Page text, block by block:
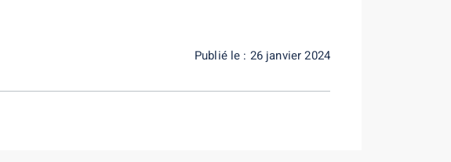
Publié le : 26 janvier 2024